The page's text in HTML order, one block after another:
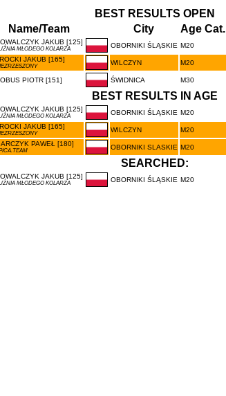
BEST RESULTS OPEN
Name/Team City Age Cat.
JAKUB [125]
MŁODEGO KOLARZA OBORNIKI ŚLĄSKIE M20
JAKUB [165] WILCZYN M20
PIOTR [151] ŚWIDNICA M30
BEST RESULTS IN AGE
JAKUB [125]
MŁODEGO KOLARZA OBORNIKI ŚLĄSKIE M20
JAKUB [165] WILCZYN M20
PAWEŁ [180] OBORNIKI SLASKIE M20
SEARCHED:
JAKUB [125]
MŁODEGO KOLARZA OBORNIKI ŚLĄSKIE M20